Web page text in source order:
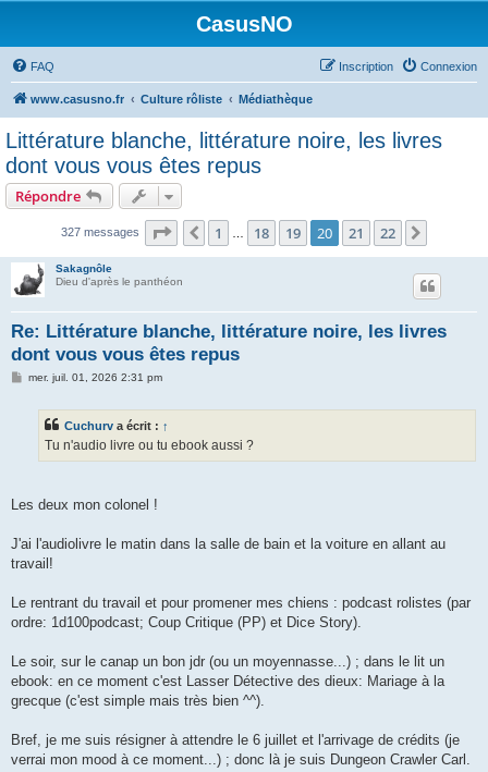
CasusNO
FAQ Connexion
Inscription
www.casusno.fr Culture rôliste Médiathèque
Littérature blanche, littérature noire, les livres
dont vous vous êtes repus
Répondre
327 messages Page 20 sur 22
Précédent
1 18 19 20 21 22
Sakagnôle
Dieu d'après le panthéon
Re: Littérature blanche, littérature noire, les livres
dont vous vous êtes repus
Mmer. juil. 01, 2026 2:31 pm
Cuchurv a écrit : ↑
Tu n'audio livre ou tu ebook aussi ?
Les deux mon colonel !
J'ai l'audiolivre le matin dans la salle de bain et la voiture en allant au
travail!
Le rentrant du travail et pour promener mes chiens : podcast rolistes (par
ordre: 1d100podcast; Coup Critique (PP) et Dice Story).
Le soir, sur le canap un bon jdr (ou un moyennasse...) ; dans le lit un
ebook: en ce moment c'est Lasser Détective des dieux: Mariage à la
grecque (c'est simple mais très bien ^^).
Bref, je me suis résigner à attendre le 6 juillet et l'arrivage de crédits (je
verrai mon mood à ce moment...) ; donc là je suis Dungeon Crawler Carl.